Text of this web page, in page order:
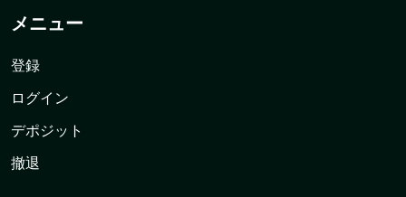
メニュー
登録
ログイン
デポジット
撤退